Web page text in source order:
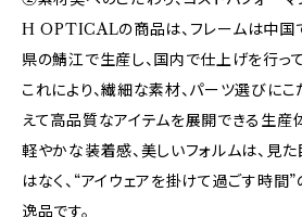
H OPTICALの商品は、フレームは中国
県の鯖江で生産し、国内で仕上げを行って
これにより、繊細な素材、パーツ選びに
えて高品質なアイテムを展開できる生産
軽やかな装着感、美しいフォルムは、見
はなく、“アイウェアを掛けて過ごす時間
逸品です。